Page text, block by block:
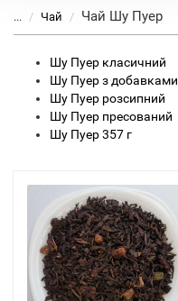
... Чай Чай Шу Пуер
Шу Пуер класичний
Шу Пуер з добавками
Шу Пуер розсипний
Шу Пуер пресований
Шу Пуер 357 г